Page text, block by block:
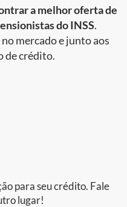
a melhor oferta de
do INSS.
mercado e junto aos
de crédito.
para seu crédito. Fale
lugar!